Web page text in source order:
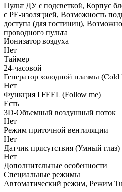
Пульт ДУ с подсветкой, Корпус
с PE-изоляцией, Возможность
доступа (для гостиниц),
проводного пульта
Ионизатор воздуха
Нет
Таймер
24-часовой
Генератор холодной плазмы (Cold
Нет
Функция I FEEL (Follow me)
Есть
3D-Объемный воздушный поток
Нет
Режим приточной вентиляции
Нет
Датчик присутствия (Умный глаз)
Нет
Дополнительные особенности
Специальные режимы
Автоматический режим, Режим